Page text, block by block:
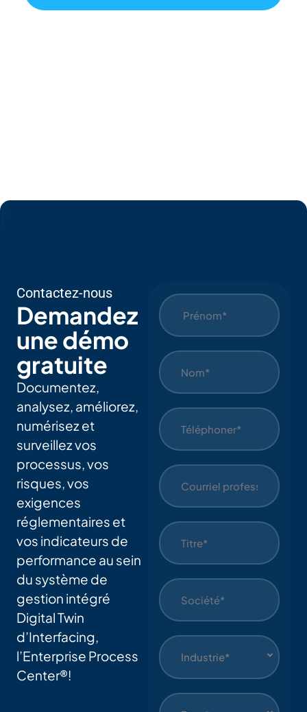
Pre
Contactez-nous
Demandez
une démo
gratuite
Documentez,
analysez, améliorez,
numérisez et
surveillez vos
processus, vos
risques, vos
exigences
réglementaires et
vos indicateurs de
performance au sein
du système de
gestion intégré
Digital Twin
d’Interfacing,
l’Enterprise Process
Center®!
Industrie*